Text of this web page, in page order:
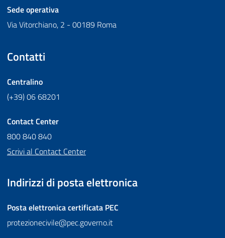
Sede operativa
Via Vitorchiano, 2 - 00189 Roma
Contatti
Centralino
(+39) 06 68201
Contact Center
800 840 840
Scrivi al Contact Center
Indirizzi di posta elettronica
Posta elettronica certificata PEC
protezionecivile@pec.governo.it